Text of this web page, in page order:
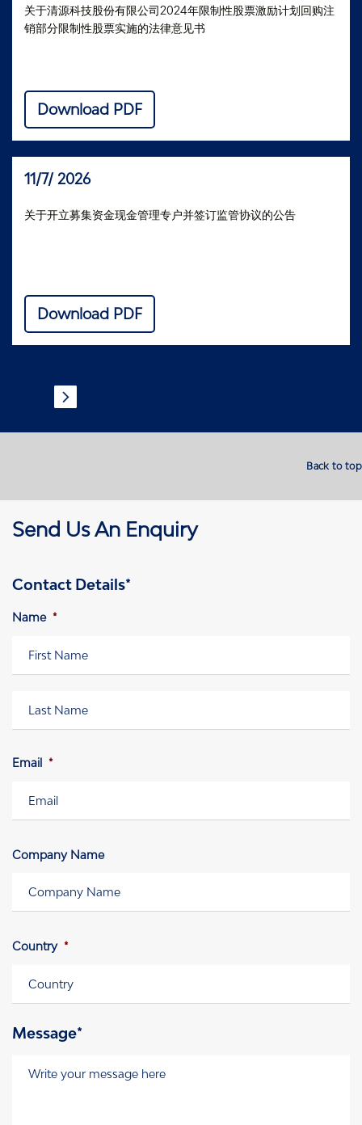
关于清源科技股份有限公司2024年限制性股票激励计划回购注
销部分限制性股票实施的法律意见书
Download PDF
11/7/ 2026
关于开立募集资金现金管理专户并签订监管协议的公告
Download PDF
Back to top
Send Us An Enquiry
Contact Details*
Name *
Email *
Company Name
Country *
Message*